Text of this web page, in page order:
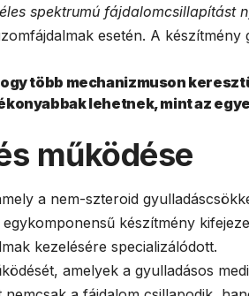
spektrumú fájdalomcsillapítást
esetén. A készítmény
több mechanizmuson
lehetnek, mint az
működése
a nem-szteroid
készítmény
kezelésére specializálódott.
amelyek a gyulladásos